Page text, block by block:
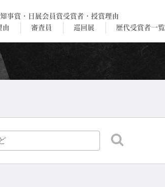
事賞・日展会員賞受賞者・授賞理由
由
審査員 巡回展 歴代受賞者一覧